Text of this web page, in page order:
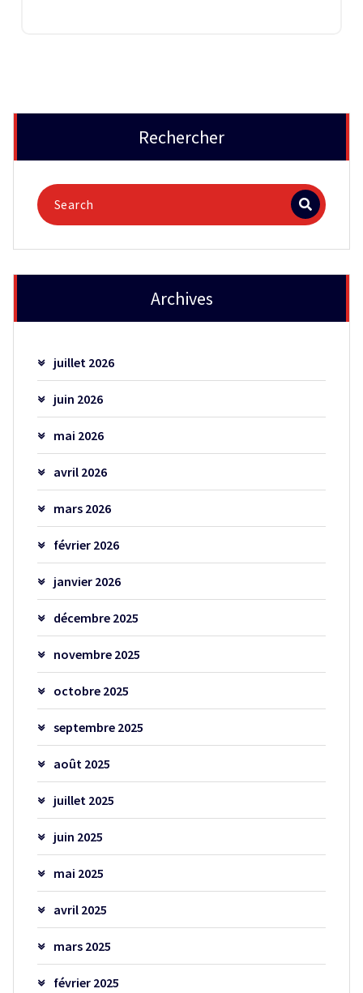
Rechercher
Archives
juillet 2026
juin 2026
mai 2026
avril 2026
mars 2026
février 2026
janvier 2026
décembre 2025
novembre 2025
octobre 2025
septembre 2025
août 2025
juillet 2025
juin 2025
mai 2025
avril 2025
mars 2025
février 2025